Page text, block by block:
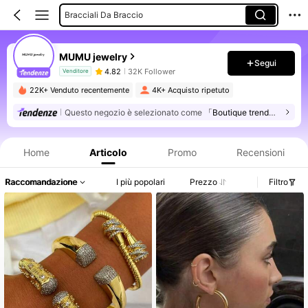
Orecchini A Cerchio
MUMU jewelry
Venditore 4.82 32K Follower
Segui
22K+ Venduto recentemente 4K+ Acquisto ripetuto
Questo negozio è selezionato come 「Boutique trendy」
Home Articolo Promo Recensioni
Raccomandazione I più popolari Prezzo Filtro